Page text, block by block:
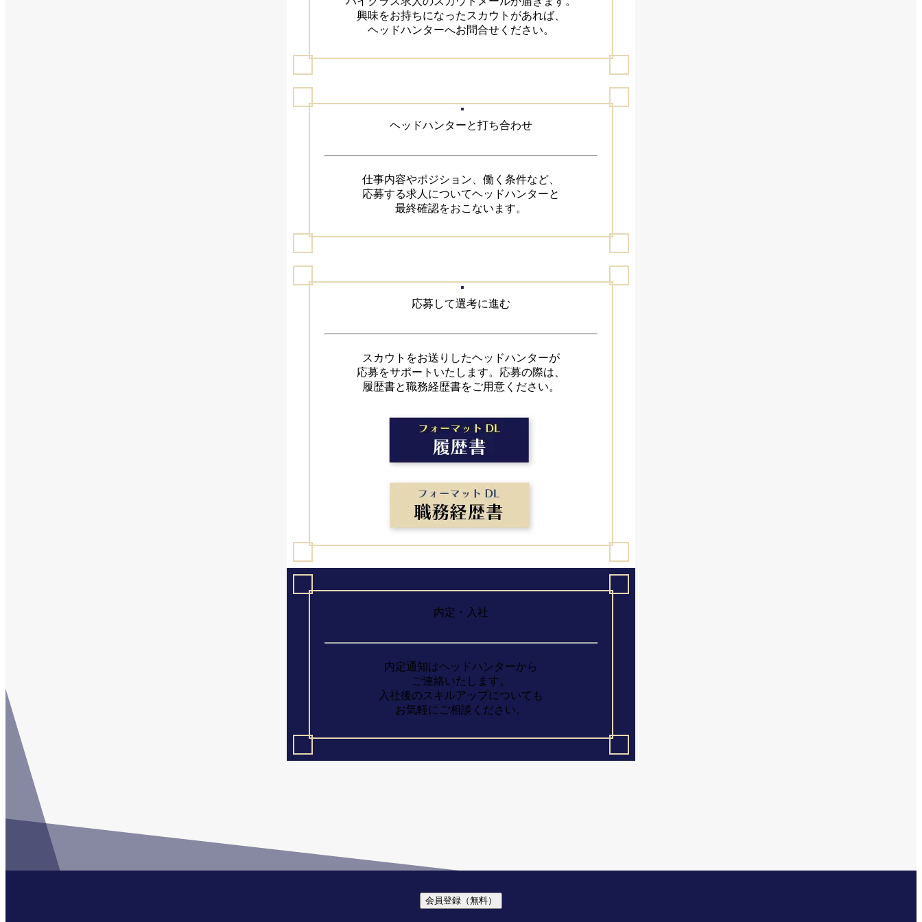
興味をお持ちになったスカウトがあれば、
ヘッドハンターへお問合せください。
ヘッドハンターと打ち合わせ
仕事内容やポジション、働く条件など、
応募する求人についてヘッドハンターと
最終確認をおこないます。
応募して選考に進む
スカウトをお送りしたヘッドハンターが
応募をサポートいたします。応募の際は、
履歴書と職務経歴書をご用意ください。
内定・入社
内定通知はヘッドハンターから
ご連絡いたします。
入社後のスキルアップについても
お気軽にご相談ください。
会員登録 （無料）